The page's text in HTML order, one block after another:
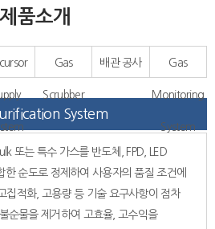
제품소개
Gas
Scrubber
배관 공사 Gas
Monitoring
System
System
또는 특수 가스를 반도체, FPD, LED
순도로 정제하여 사용자의 품질 조건에
집적화, 고용량 등 기술 요구사항이 점차
순물을 제거하여 고효율, 고수익을